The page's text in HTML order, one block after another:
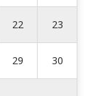
22 23
29 30